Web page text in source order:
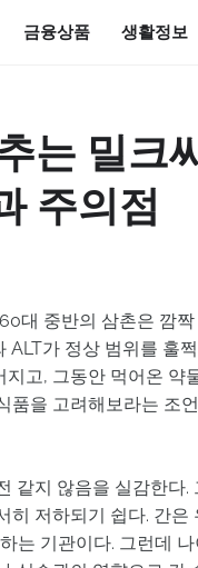
금융상품 생활정보
는 밀크
주의점
대 중반의 삼촌은 깜
가 정상 범위를 훌
고, 그동안 먹어온 약
품을 고려해보라는 조
같지 않음을 실감한다
히 저하되기 쉽다. 간
는 기관이다. 그런데